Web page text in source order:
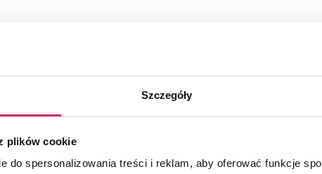
Szczegóły
plików cookie
do spersonalizowania treści i reklam, aby oferować funkcje